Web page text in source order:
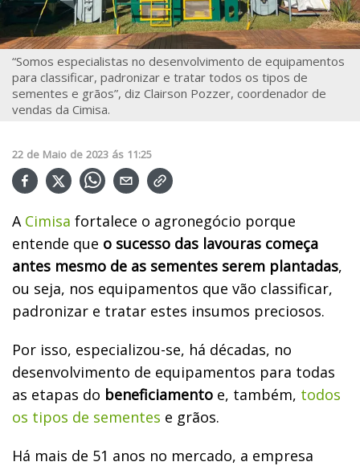
“Somos especialistas no desenvolvimento de equipamentos
para classificar, padronizar e tratar todos os tipos de
sementes e grãos”, diz Clairson Pozzer, coordenador de
vendas da Cimisa.
22 de Maio de 2023 ás 11:25
A Cimisa fortalece o agronegócio porque
entende que o sucesso das lavouras começa
antes mesmo de as sementes serem plantadas,
ou seja, nos equipamentos que vão classificar,
padronizar e tratar estes insumos preciosos.
Por isso, especializou-se, há décadas, no
desenvolvimento de equipamentos para todas
as etapas do beneficiamento e, também, todos
os tipos de sementes e grãos.
Há mais de 51 anos no mercado, a empresa